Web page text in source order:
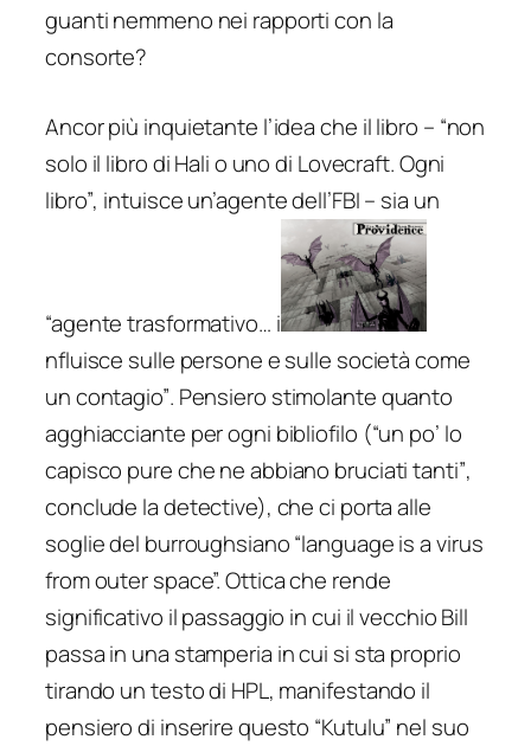
guanti nemmeno nei rapporti con la
consorte?
Ancor più inquietante l’idea che il libro – “non
solo il libro di Hali o uno di Lovecraft. Ogni
libro”, intuisce un’agente dell’FBI – sia un
“agente trasformativo… i
nfluisce sulle persone e sulle società come
un contagio”. Pensiero stimolante quanto
agghiacciante per ogni bibliofilo (“un po’ lo
capisco pure che ne abbiano bruciati tanti”,
conclude la detective), che ci porta alle
soglie del burroughsiano “language is a virus
from outer space”. Ottica che rende
significativo il passaggio in cui il vecchio Bill
passa in una stamperia in cui si sta proprio
tirando un testo di HPL, manifestando il
pensiero di inserire questo “Kutulu” nel suo